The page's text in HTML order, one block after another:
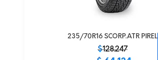
235/70R16 SCORP.ATR PIRELL
$128.247